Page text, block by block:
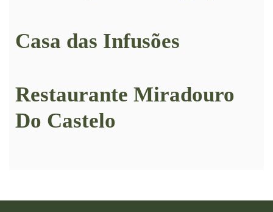
Casa das Infusões
Restaurante Miradouro
Do Castelo